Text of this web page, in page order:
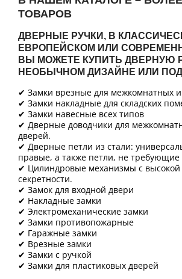
ТОВАРОВ
ДВЕРНЫЕ РУЧКИ, В
ЕВРОПЕЙСКОМ ИЛИ
ВЫ МОЖЕТЕ КУПИТЬ ДВЕРНУЮ
НЕОБЫЧНОМ ДИЗАЙНЕ ИЛИ ПОД
✔ Замки врезные для межкомнатных
✔ Замки накладные для складских
✔ Замки навесные всех типов
✔ Дверные доводчики для
дверей.
✔ Дверные петли из стали:
правые, а также петли, не требующие
✔ Цилиндровые механизмы с высокой
секретности.
✔ Замок для входной двери
✔ Накладные замки
✔ Электромеханические замки
✔ Замки противопожарные
✔ Гаражные замки
✔ Врезные замки
✔ Замки с ручкой
✔ Замки для пластиковых дверей